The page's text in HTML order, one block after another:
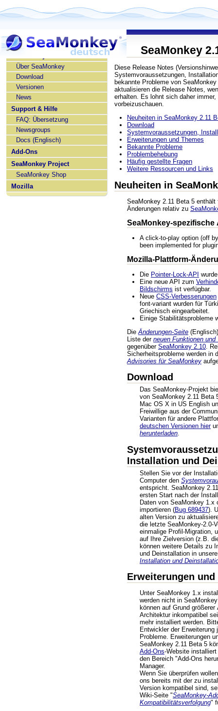
SeaMonkey deutsch
Über SeaMonkey
Download
Versionen
News
Support & Hilfe
FAQ: Übersetzung
Newsgroups
Docs (Englisch)
Add-Ons
SeaMonkey Project
SeaMonkey Shop
Mozilla
SeaMonkey
Diese Release Notes
Systemvoraussetzungen,
bekannte Probleme von
aktualisieren die Release Notes,
erhalten. Es lohnt sich daher
vorbeizuschauen.
Neuheiten in SeaMonkey 2.11
Download
Systemvoraussetzungen,
Erweiterungen und Themes
Bekannte Probleme
Problembehebung
Häufig gestellte Fragen
Weitere Ressourcen und Links
Neuheiten in
SeaMonkey 2.11 Beta 5 enthält
Änderungen relativ zu
SeaMonkey-spezifische
A click-to-play option (off
been implemented for
Mozilla-Plattform-
Die Pointer-Lock-API
Eine neue API zum
Bildschirms ist verfügbar.
Neue CSS-Verbesserungen
font-variant wurden für
Griechisch eingearbeitet.
Einige Stabilitätsprobleme
Die Änderungen-Seite
Liste der neuen Funktionen und
gegenüber SeaMonkey 2.10 .
Sicherheitsprobleme werden in
Advisories für SeaMonkey
Download
Das SeaMonkey-Projekt
von SeaMonkey 2.11 Beta
Mac OS X in US English
Freiwillige aus der
Varianten für andere
deutschen Versionen hier
herunterladen.
Installation und
Stellen Sie vor der
Computer den
entspricht. SeaMonkey
ersten Start nach der
Daten von SeaMonkey 1.x
importieren (Bug 689437).
alten Version zu
die letzte SeaMonkey-2.0-
einmalige Profil-Migration,
auf Ihre Zielversion (z.B.
können weitere Details zu
und Deinstallation in
Installation und
Erweiterungen und
Unter SeaMonkey 1.x
werden nicht in
können auf Grund
Architektur inkompatibel
mehr installiert werden.
Entwickler der Erweiterung
Probleme. Erweiterungen
SeaMonkey 2.11 Beta 5
Add-Ons-Website
den Bereich "Add-Ons
Manager.
Wenn Sie überprüfen
ons bereits mit der zu
Version kompatibel sind,
Wiki-Seite "SeaMonkey-
Kompatibilitätsverfolgung"